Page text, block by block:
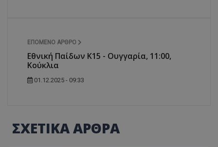
ΕΠΌΜΕΝΟ ΆΡΘΡΟ
Εθνική Παίδων Κ15 - Ουγγαρία, 11:00,
Κούκλια
01.12.2025 - 09:33
ΣΧΕΤΙΚΑ ΑΡΘΡΑ